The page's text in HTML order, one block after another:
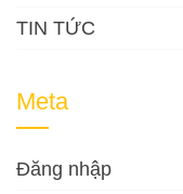
TIN TỨC
Meta
Đăng nhập